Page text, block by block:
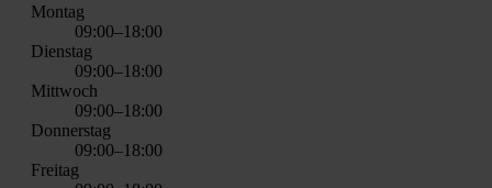
Mon­tag
09:00–18:00
Diens­tag
09:00–18:00
Mitt­woch
09:00–18:00
Don­ners­tag
09:00–18:00
Frei­tag